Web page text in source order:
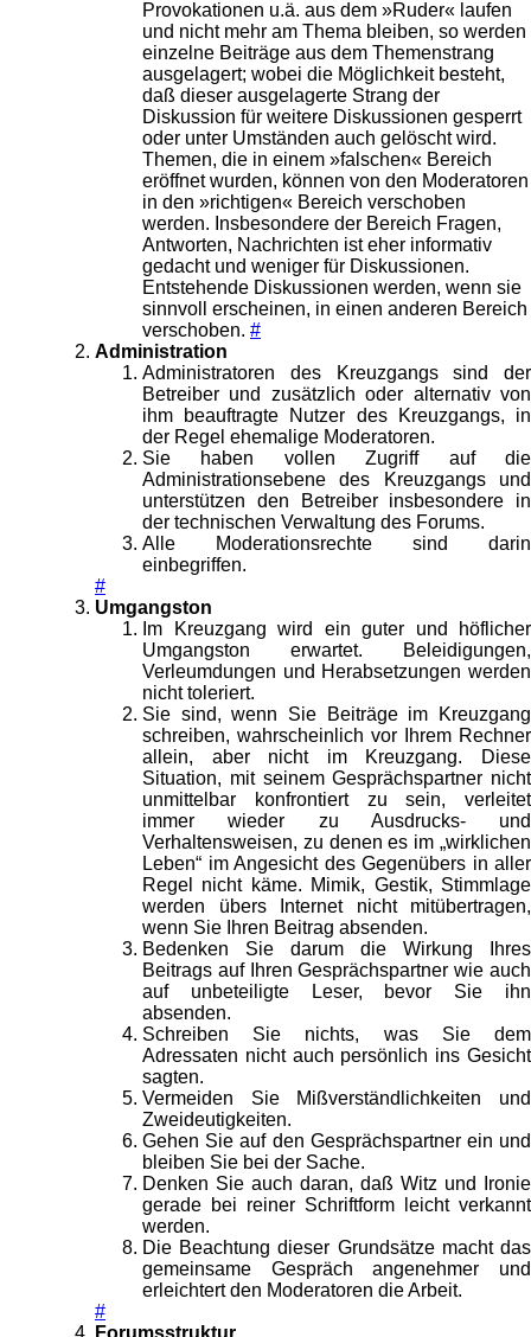
Provokationen u.ä. aus dem »Ruder« laufen
und nicht mehr am Thema bleiben, so werden
einzelne Beiträge aus dem Themenstrang
ausgelagert; wobei die Möglichkeit besteht,
daß dieser ausgelagerte Strang der
Diskussion für weitere Diskussionen gesperrt
oder unter Umständen auch gelöscht wird.
Themen, die in einem »falschen« Bereich
eröffnet wurden, können von den Moderatoren
in den »richtigen« Bereich verschoben
werden. Insbesondere der Bereich Fragen,
Antworten, Nachrichten ist eher informativ
gedacht und weniger für Diskussionen.
Entstehende Diskussionen werden, wenn sie
sinnvoll erscheinen, in einen anderen Bereich
verschoben. #
Administration
Administratoren des Kreuzgangs sind der
Betreiber und zusätzlich oder alternativ von
ihm beauftragte Nutzer des Kreuzgangs, in
der Regel ehemalige Moderatoren.
Sie haben vollen Zugriff auf die
Administrationsebene des Kreuzgangs und
unterstützen den Betreiber insbesondere in
der technischen Verwaltung des Forums.
Alle Moderationsrechte sind darin
einbegriffen.
#
Umgangston
Im Kreuzgang wird ein guter und höflicher
Umgangston erwartet. Beleidigungen,
Verleumdungen und Herabsetzungen werden
nicht toleriert.
Sie sind, wenn Sie Beiträge im Kreuzgang
schreiben, wahrscheinlich vor Ihrem Rechner
allein, aber nicht im Kreuzgang. Diese
Situation, mit seinem Gesprächspartner nicht
unmittelbar konfrontiert zu sein, verleitet
immer wieder zu Ausdrucks- und
Verhaltensweisen, zu denen es im „wirklichen
Leben“ im Angesicht des Gegenübers in aller
Regel nicht käme. Mimik, Gestik, Stimmlage
werden übers Internet nicht mitübertragen,
wenn Sie Ihren Beitrag absenden.
Bedenken Sie darum die Wirkung Ihres
Beitrags auf Ihren Gesprächspartner wie auch
auf unbeteiligte Leser, bevor Sie ihn
absenden.
Schreiben Sie nichts, was Sie dem
Adressaten nicht auch persönlich ins Gesicht
sagten.
Vermeiden Sie Mißverständlichkeiten und
Zweideutigkeiten.
Gehen Sie auf den Gesprächspartner ein und
bleiben Sie bei der Sache.
Denken Sie auch daran, daß Witz und Ironie
gerade bei reiner Schriftform leicht verkannt
werden.
Die Beachtung dieser Grundsätze macht das
gemeinsame Gespräch angenehmer und
erleichtert den Moderatoren die Arbeit.
#